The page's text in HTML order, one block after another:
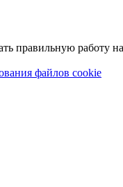
правильную работу
файлов cookie